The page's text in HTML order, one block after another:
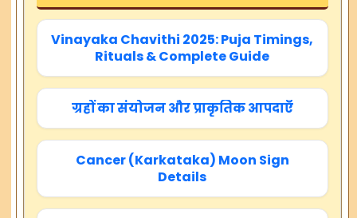
Vinayaka Chavithi 2025: Puja Timings,
Rituals & Complete Guide
ग्रहों का संयोजन और प्राकृतिक आपदाएँ
Cancer (Karkataka) Moon Sign
Details